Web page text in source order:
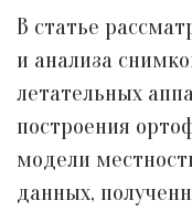
В статье
и анализа
летательных
построения
модели
данных,